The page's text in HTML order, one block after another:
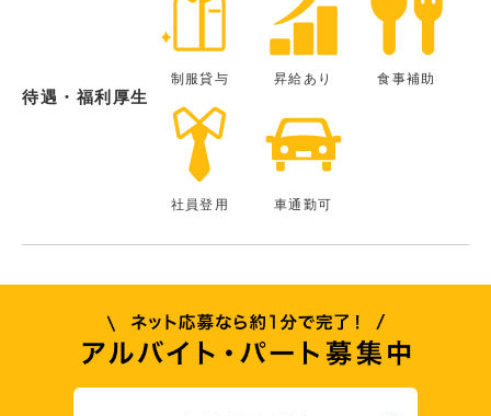
待遇・福利厚生
制服貸与 昇給あり 食事補助
社員登用 車通勤可